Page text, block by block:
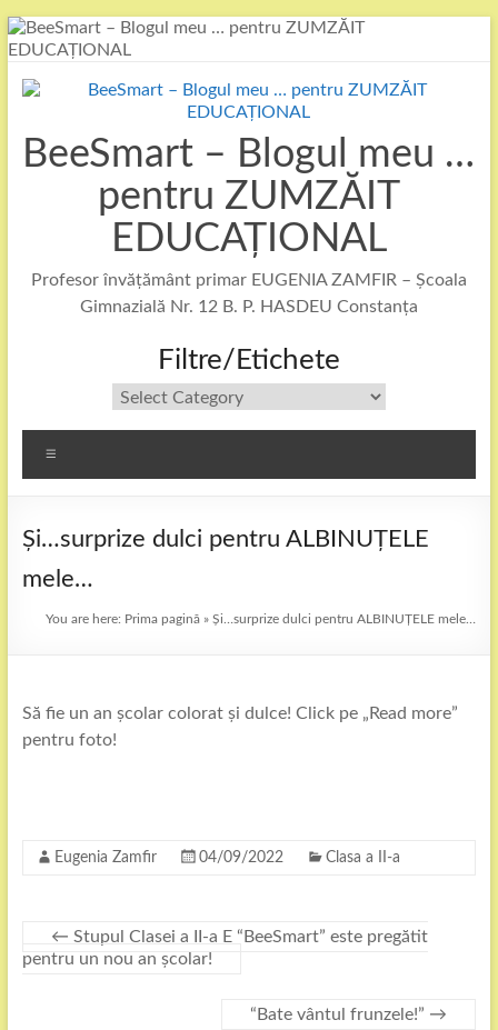
Skip
to
BeeSmart – Blogul meu …
pentru ZUMZĂIT
EDUCAȚIONAL
Profesor învățământ primar EUGENIA ZAMFIR – Școala
Gimnazială Nr. 12 B. P. HASDEU Constanța
Filtre/Etichete
Filtre/Etichete
Și…surprize dulci pentru ALBINUȚELE
mele…
You are here: Prima pagină »Și…surprize dulci pentru ALBINUȚELE mele…
Să fie un an școlar colorat și dulce! Click pe „Read more”
pentru foto!
Eugenia Zamfir 04/09/2022 Clasa a II-a
← Stupul Clasei a II-a E “BeeSmart” este pregătit
pentru un nou an școlar!
“Bate vântul frunzele!” →